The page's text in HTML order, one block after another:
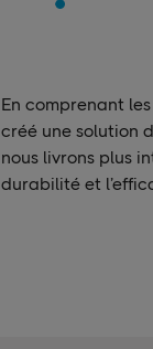
En comprenant
créé une solution
nous livrons plus
durabilité et